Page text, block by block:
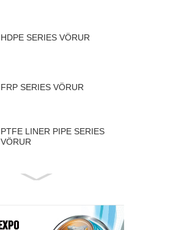
HDPE SERIES VÖRUR
FRP SERIES VÖRUR
PTFE LINER PIPE SERIES
VÖRUR